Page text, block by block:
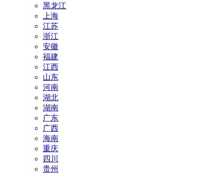
黑龙江
上海
江苏
浙江
安徽
福建
江西
山东
河南
湖北
湖南
广东
广西
海南
重庆
四川
贵州